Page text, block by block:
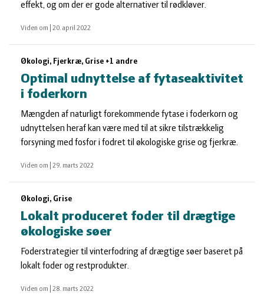
effekt, og om der er gode alternativer til rødkløver.
Viden om 20. april 2022
Økologi, Fjerkræ, Grise +1 andre
Optimal udnyttelse af fytaseaktivitet
i foderkorn
Mængden af naturligt forekommende fytase i foderkorn og
udnyttelsen heraf kan være med til at sikre tilstrækkelig
forsyning med fosfor i fodret til økologiske grise og fjerkræ.
Viden om 29. marts 2022
Økologi, Grise
Lokalt produceret foder til drægtige
økologiske søer
Foderstrategier til vinterfodring af drægtige søer baseret på
lokalt foder og restprodukter.
Viden om 28. marts 2022